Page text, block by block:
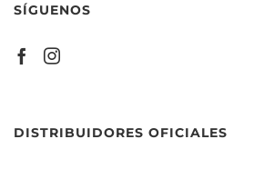
SÍGUENOS
DISTRIBUIDORES OFICIALES